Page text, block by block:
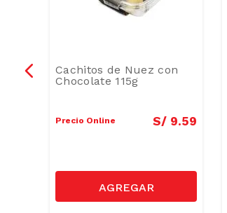
Cachitos de Nuez con
Chocolate 115g
Precio Online S/ 9.59